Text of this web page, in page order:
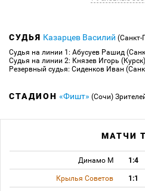
+05:32 Конец второго тайма:
Счёт 2:2.
Итоговый счёт 2:2.
СУДЬЯ Казарцев Василий (Санкт-
Судья на линии 1: Абусуев Рашид
Судья на линии 2: Князев Игорь (Курск)
Резервный судья: Сиденков Иван
СТАДИОН «Фишт» (Сочи)
МАТЧИ
Динамо М 1:4
Крылья Советов 1:1